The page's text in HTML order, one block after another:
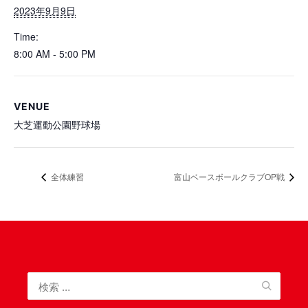
2023年9月9日
Time:
8:00 AM - 5:00 PM
VENUE
大芝運動公園野球場
全体練習 富山ベースボールクラブOP戦